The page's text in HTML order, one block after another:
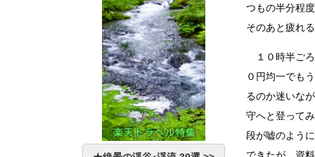
つもの半分程
そのあと疲れ
１０時半ごろ
０円均一でも
るのか迷いな
守へと登って
段が嘘のよう